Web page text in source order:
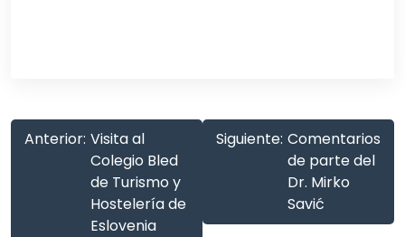
Navegación
entradas
Anterior: Visita al
Colegio Bled
de Turismo y
Hostelería de
Eslovenia
Siguiente: Comentarios
de parte del
Dr. Mirko
Savić